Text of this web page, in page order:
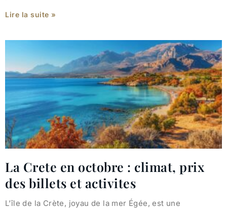
Lire la suite »
La Crete en octobre : climat, prix
des billets et activites
L’île de la Crète, joyau de la mer Égée, est une